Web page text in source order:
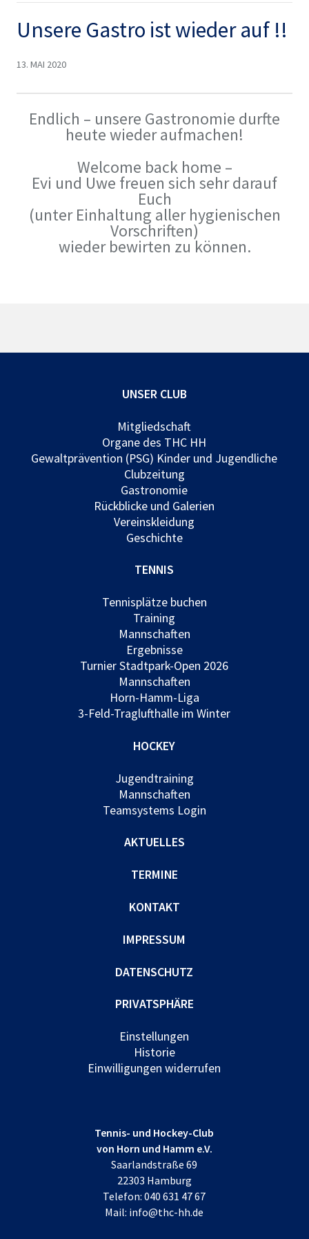
Unsere Gastro ist wieder auf !!
13. MAI 2020
Endlich – unsere Gastronomie durfte
heute wieder aufmachen!
Welcome back home –
Evi und Uwe freuen sich sehr darauf
Euch
(unter Einhaltung aller hygienischen
Vorschriften)
wieder bewirten zu können.
UNSER CLUB
Mitgliedschaft
Organe des THC HH
Gewaltprävention (PSG) Kinder und Jugendliche
Clubzeitung
Gastronomie
Rückblicke und Galerien
Vereinskleidung
Geschichte
TENNIS
Tennisplätze buchen
Training
Mannschaften
Ergebnisse
Turnier Stadtpark-Open 2026
Mannschaften
Horn-Hamm-Liga
3-Feld-Traglufthalle im Winter
HOCKEY
Jugendtraining
Mannschaften
Teamsystems Login
AKTUELLES
TERMINE
KONTAKT
IMPRESSUM
DATENSCHUTZ
PRIVATSPHÄRE
Einstellungen
Historie
Einwilligungen widerrufen
Tennis- und Hockey-Club
von Horn und Hamm e.V.
Saarlandstraße 69
22303 Hamburg
Telefon:040 631 47 67
Mail: info@thc-hh.de